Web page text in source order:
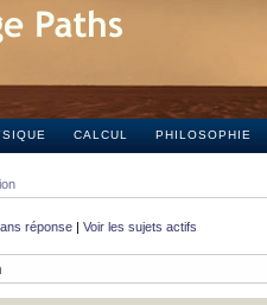
CALCUL PHILOSOPHIE
réponse | Voir les sujets actifs